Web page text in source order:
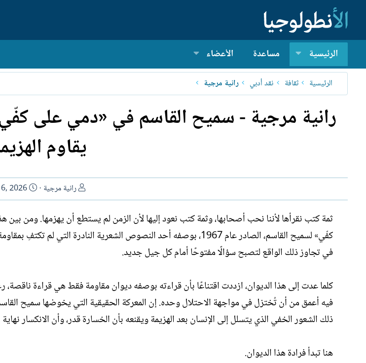
الرئيسية مساعدة الأعضاء
الرئيسية ثقافة نقد أدبي رانية مرجية
يقاوم
ا
ل
ك
ت
رانية مرجية
ت
ا
ي
خ
ن
ا
ء
2026
ثمة كتب نقرأها لأننا نحب أصحابها، وثمة كتب نعود إليها لأن الزمن لم يستطع أن يهزمها. ومن
كفّي» لسميح القاسم، الصادر عام 1967، بوصفه أحد النصوص الشعرية النادرة التي
في تجاوز ذلك الواقع لتصبح سؤالًا مفتوحًا أمام كل جيل جديد.
كلما عدت إلى هذا الديوان، ازددت اقتناعًا بأن قراءته بوصفه ديوان مقاومة فقط هي قراءة ناقصة،
فيه أعمق من أن تُختزل في مواجهة الاحتلال وحده. إن المعركة الحقيقية التي يخوضها سميح
ذلك الشعور الخفي الذي يتسلل إلى الإنسان بعد الهزيمة ويقنعه بأن الخسارة قدر، وأن الانكسار نهاية
هنا تبدأ فرادة هذا الديوان.